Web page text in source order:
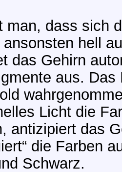
man, dass sich
ansonsten hell
das Gehirn
aus.
Licht die
antizipiert das
die Farben
Schwarz.